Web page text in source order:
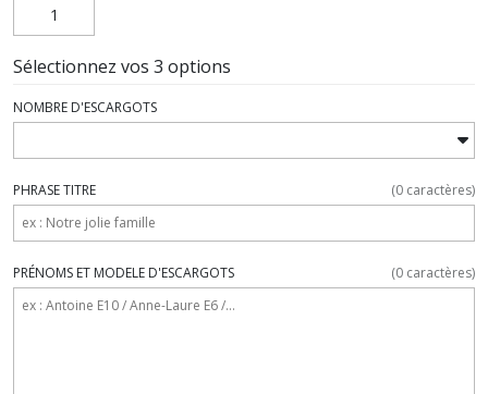
Sélectionnez vos 3 options
NOMBRE D'ESCARGOTS
PHRASE TITRE (0 caractères)
PRÉNOMS ET MODELE D'ESCARGOTS (0 caractères)